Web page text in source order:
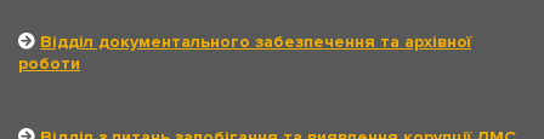
Відділ документального забезпечення та архівної
роботи